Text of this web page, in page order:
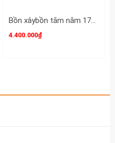
Bồn xâybồn tắm nằm 17m Việt Mỹ Acrylic-17V
4.400.000₫